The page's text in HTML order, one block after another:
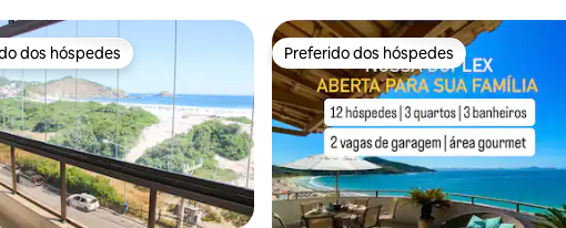
dos hóspedes
dos hóspedes Preferido dos hóspedes
Preferido dos hóspedes